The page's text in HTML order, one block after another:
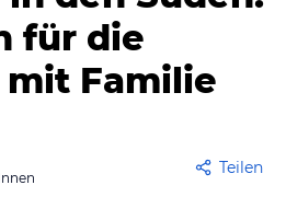
für die
Familie
Teilen